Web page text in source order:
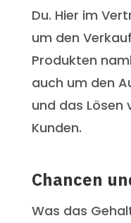
Du. Hier im
um den
Produkten
auch um den
und das Lösen
Kunden.
Chancen
Was das